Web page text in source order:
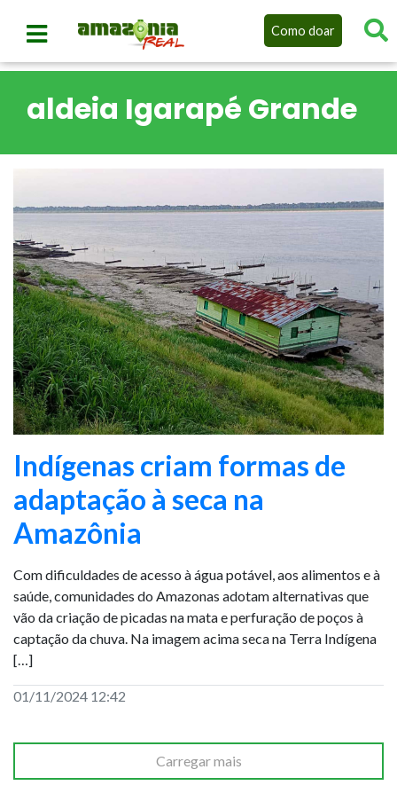
Como doar
aldeia Igarapé Grande
Indígenas criam formas de
adaptação à seca na
Amazônia
Com dificuldades de acesso à água potável, aos alimentos e à
saúde, comunidades do Amazonas adotam alternativas que
vão da criação de picadas na mata e perfuração de poços à
captação da chuva. Na imagem acima seca na Terra Indígena
[…]
01/11/2024 12:42
Carregar mais